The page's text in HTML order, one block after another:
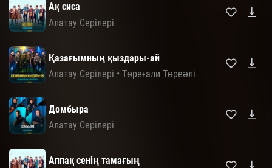
Ақ сиса
Алатау Серілері
Қазағымның қыздары-ай
Алатау Серілері • Төреғали Төреәлі
Домбыра
Алатау Серілері
Аппақ сенің тамағың